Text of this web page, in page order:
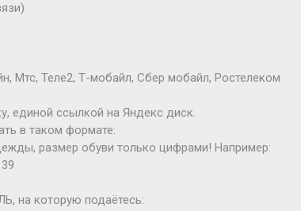
Мтс, Теле2, Т-мобайл, Сбер мобайл, Ростелеком
единой ссылкой на Яндекс диск.
в таком формате:
размер обуви только цифрами! Например:
на которую подаётесь: